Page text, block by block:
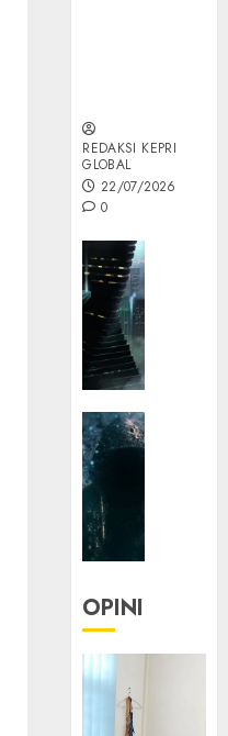
REDAKSI KEPRI
GLOBAL
22/07/2026
0
OPINI